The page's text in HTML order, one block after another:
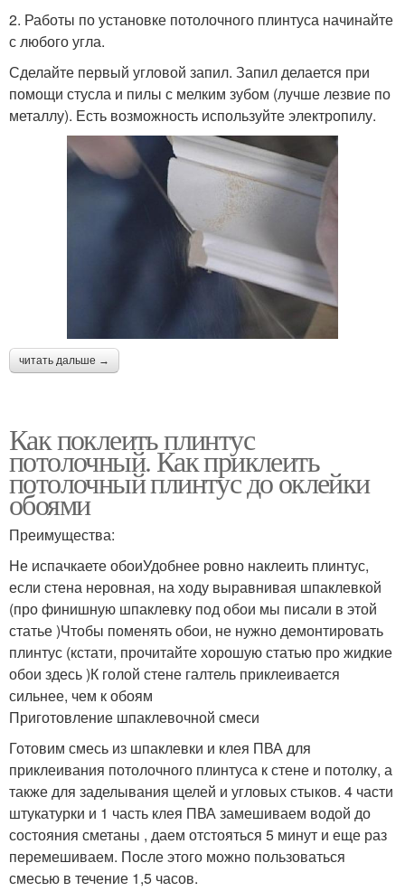
2. Работы по установке потолочного плинтуса начинайте
с любого угла.
Сделайте первый угловой запил. Запил делается при
помощи стусла и пилы с мелким зубом (лучше лезвие по
металлу). Есть возможность используйте электропилу.
читать дальше →
Как поклеить плинтус
потолочный. Как приклеить
потолочный плинтус до оклейки
обоями
Преимущества:
Не испачкаете обоиУдобнее ровно наклеить плинтус,
если стена неровная, на ходу выравнивая шпаклевкой
(про финишную шпаклевку под обои мы писали в этой
статье )Чтобы поменять обои, не нужно демонтировать
плинтус (кстати, прочитайте хорошую статью про жидкие
обои здесь )К голой стене галтель приклеивается
сильнее, чем к обоям
Приготовление шпаклевочной смеси
Готовим смесь из шпаклевки и клея ПВА для
приклеивания потолочного плинтуса к стене и потолку, а
также для заделывания щелей и угловых стыков. 4 части
штукатурки и 1 часть клея ПВА замешиваем водой до
состояния сметаны , даем отстояться 5 минут и еще раз
перемешиваем. После этого можно пользоваться
смесью в течение 1,5 часов.